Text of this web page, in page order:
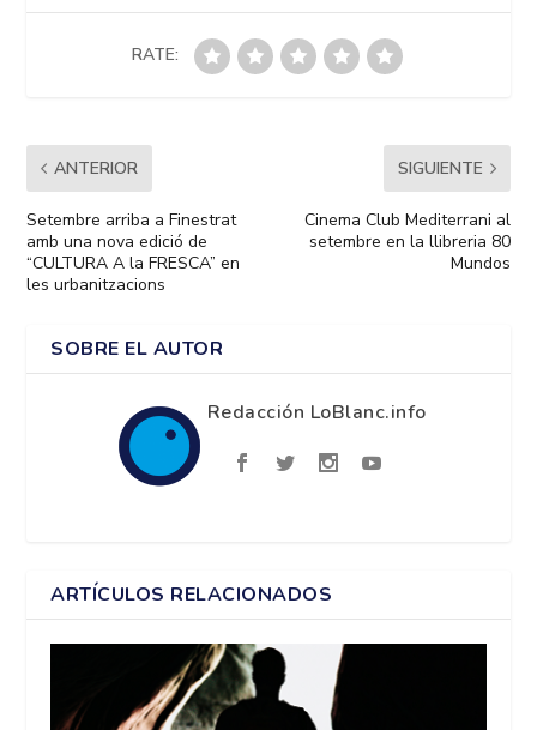
RATE:
ANTERIOR
Setembre arriba a Finestrat
amb una nova edició de
“CULTURA A la FRESCA” en
les urbanitzacions
SIGUIENTE
Cinema Club Mediterrani al
setembre en la llibreria 80
Mundos
SOBRE EL AUTOR
Redacción LoBlanc.info
ARTÍCULOS RELACIONADOS